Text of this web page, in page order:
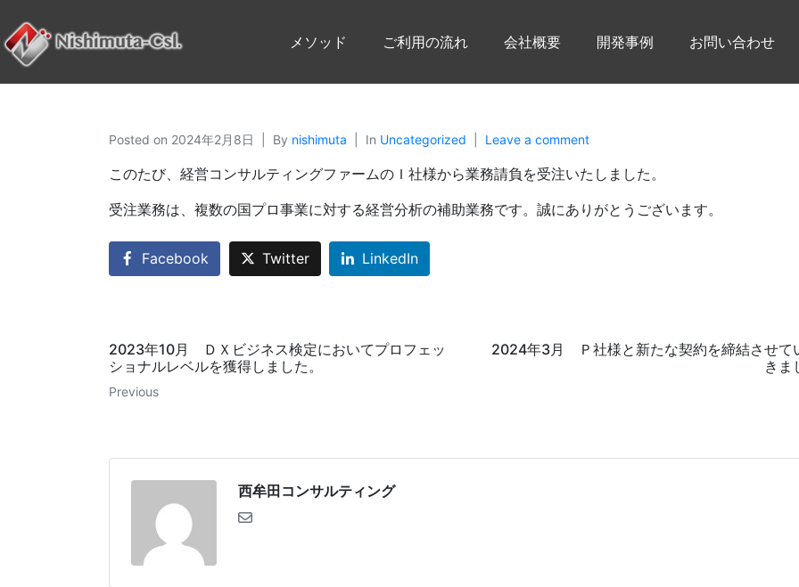
メソッド ご利用の流れ 会社概要 開発事例 お問い合わせ
Posted on 2024年2月8日 By nishimuta In Uncategorized Leave a comment
このたび、経営コンサルティングファームのＩ社様から業務請負を受注いたしました。
受注業務は、複数の国プロ事業に対する経営分析の補助業務です。誠にありがとうございます。
Facebook Twitter LinkedIn
2023年10月 ＤＸビジネス検定においてプロフェッ
ショナルレベルを獲得しました。
Previous
2024年3月 Ｐ社様と新たな契約を締結させて
きま
西牟田コンサルティング